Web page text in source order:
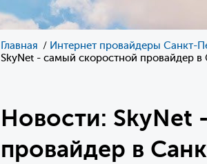
Главная Интернет провайдеры Санкт-
SkyNet - самый скоростной провайдер в
Новости: SkyNet
провайдер в